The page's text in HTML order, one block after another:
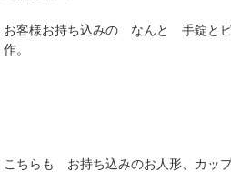
お客様お持ち込みの なんと 手錠と
作。
こちらも お持ち込みのお人形、カッ